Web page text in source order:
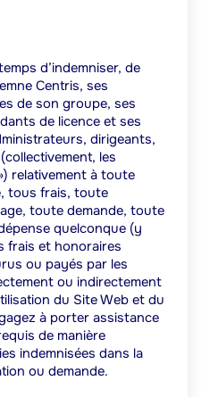
d’indemniser, de
Centris, ses
de son groupe, ses
de licence et ses
dirigeants,
les
relativement à toute
tous frais, toute
toute demande, toute
quelconque (y
frais et honoraires
ou payés par les
ou indirectement
du Site Web et du
à porter assistance
de manière
indemnisées dans la
ou demande.